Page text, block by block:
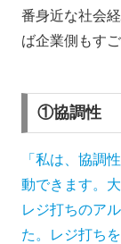
番身近な社会
ば企業側もす
①協調性
「私は、協調
動できます。
レジ打ちのア
た。レジ打ち